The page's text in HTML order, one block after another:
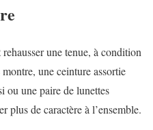
une tenue, à condition
une ceinture assortie
ou une paire de lunettes
plus de caractère à l’ensemble.